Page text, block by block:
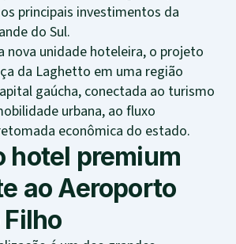
principais investimentos da
do Sul.
nova unidade hoteleira, o projeto
da Laghetto em uma região
gaúcha, conectada ao turismo
urbana, ao fluxo
econômica do estado.
hotel premium
ao Aeroporto